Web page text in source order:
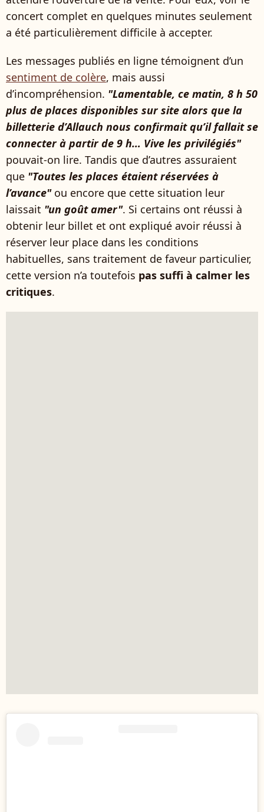
concert complet en quelques minutes seulement
a été particulièrement difficile à accepter.
Les messages publiés en ligne témoignent d’un
sentiment de colère, mais aussi
d’incompréhension. "Lamentable, ce matin, 8 h 50
plus de places disponibles sur site alors que la
billetterie d’Allauch nous confirmait qu’il fallait se
connecter à partir de 9 h… Vive les privilégiés"
pouvait-on lire. Tandis que d’autres assuraient
que "Toutes les places étaient réservées à
l’avance" ou encore que cette situation leur
laissait "un goût amer". Si certains ont réussi à
obtenir leur billet et ont expliqué avoir réussi à
réserver leur place dans les conditions
habituelles, sans traitement de faveur particulier,
cette version n’a toutefois pas suffi à calmer les
critiques.